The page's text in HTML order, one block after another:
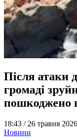
Після атаки
громаді
пошкоджено
18:43 / 26 травня 2026
Новини